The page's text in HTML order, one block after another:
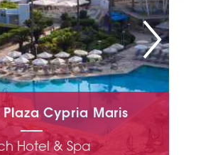
Cypria Maris
Hotel & Spa